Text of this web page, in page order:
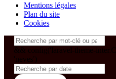
Mentions légales
Plan du site
Cookies
&& config('laravel-theme-
'neves')